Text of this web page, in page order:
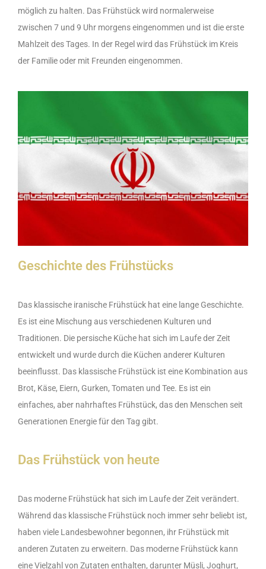
möglich zu halten. Das Frühstück wird normalerweise
zwischen 7 und 9 Uhr morgens eingenommen und ist die erste
Mahlzeit des Tages. In der Regel wird das Frühstück im Kreis
der Familie oder mit Freunden eingenommen.
Geschichte des Frühstücks
Das klassische iranische Frühstück hat eine lange Geschichte.
Es ist eine Mischung aus verschiedenen Kulturen und
Traditionen. Die persische Küche hat sich im Laufe der Zeit
entwickelt und wurde durch die Küchen anderer Kulturen
beeinflusst. Das klassische Frühstück ist eine Kombination aus
Brot, Käse, Eiern, Gurken, Tomaten und Tee. Es ist ein
einfaches, aber nahrhaftes Frühstück, das den Menschen seit
Generationen Energie für den Tag gibt.
Das Frühstück von heute
Das moderne Frühstück hat sich im Laufe der Zeit verändert.
Während das klassische Frühstück noch immer sehr beliebt ist,
haben viele Landesbewohner begonnen, ihr Frühstück mit
anderen Zutaten zu erweitern. Das moderne Frühstück kann
eine Vielzahl von Zutaten enthalten, darunter Müsli, Joghurt,